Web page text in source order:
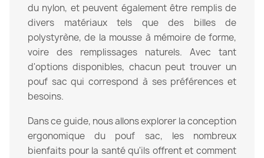
du nylon, et peuvent également être remplis de
divers matériaux tels que des billes de
polystyrène, de la mousse à mémoire de forme,
voire des remplissages naturels. Avec tant
d'options disponibles, chacun peut trouver un
pouf sac qui correspond à ses préférences et
besoins.
Dans ce guide, nous allons explorer la conception
ergonomique du pouf sac, les nombreux
bienfaits pour la santé qu'ils offrent et comment